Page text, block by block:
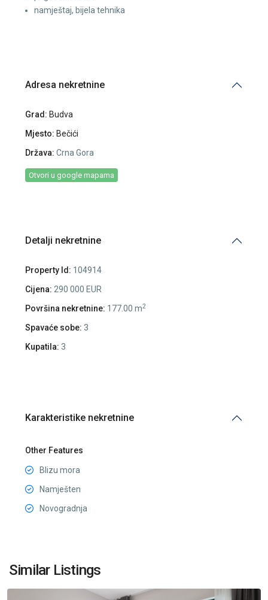
namještaj, bijela tehnika
Adresa nekretnine
Grad: Budva
Mjesto: Bečići
Država: Crna Gora
Otvori u google mapama
Detalji nekretnine
Property Id: 104914
Cijena: 290 000 EUR
Površina nekretnine: 177.00 m2
Spavaće sobe: 3
Kupatila: 3
Karakteristike nekretnine
Other Features
Blizu mora
Namješten
Novogradnja
Similar Listings
Bečići
Budva